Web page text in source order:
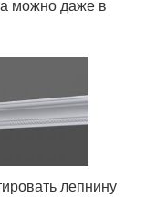
можно даже в
лепнину